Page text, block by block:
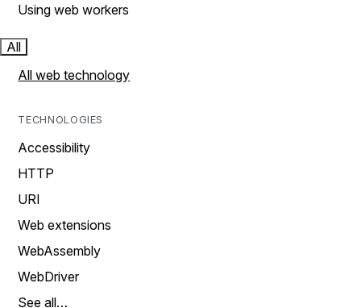
Using web workers
All
All web technology
TECHNOLOGIES
Accessibility
HTTP
URI
Web extensions
WebAssembly
WebDriver
See all…